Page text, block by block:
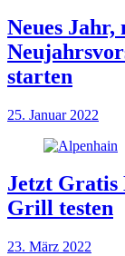
Neues
starten
25. Januar 2022
Jetzt Gratis
Grill testen
23. März 2022